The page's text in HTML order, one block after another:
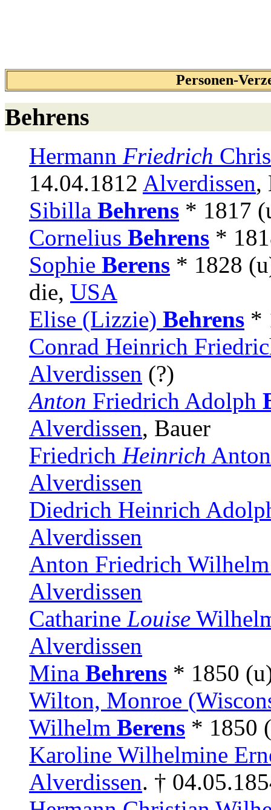
Personen-
Behrens
Hermann Friedrich
14.04.1812 Alverdissen,
Sibilla Behrens * 1817
Cornelius Behrens *
Sophie Berens * 1828
die, USA
Elise (Lizzie) Behrens *
Conrad Heinrich
Alverdissen (?)
Anton Friedrich Adolph
Alverdissen, Bauer
Friedrich Heinrich
Alverdissen
Diedrich Heinrich
Alverdissen
Anton Friedrich
Alverdissen
Catharine Louise
Alverdissen
Mina Behrens * 1850
Wilton, Monroe
Wilhelm Berens * 1850
Karoline Wilhelmine
Alverdissen. †